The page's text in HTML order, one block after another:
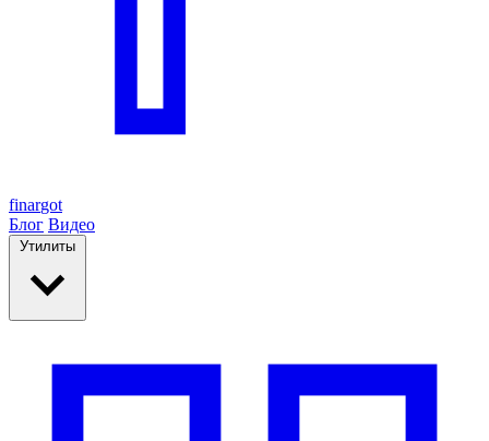
finargot
Блог Видео
Утилиты